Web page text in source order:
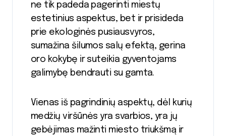
ne tik padeda pagerinti miestų
estetinius aspektus, bet ir prisideda
prie ekologinės pusiausvyros,
sumažina šilumos salų efektą, gerina
oro kokybę ir suteikia gyventojams
galimybę bendrauti su gamta.
Vienas iš pagrindinių aspektų, dėl kurių
medžių viršūnės yra svarbios, yra jų
gebėjimas mažinti miesto triukšmą ir